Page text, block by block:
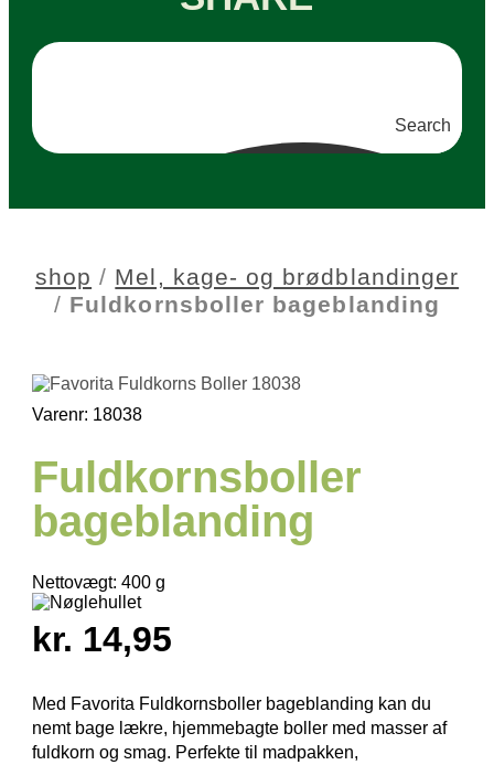
Search
shop / Mel, kage- og brødblandinger
/ Fuldkornsboller bageblanding
Varenr: 18038
Fuldkornsboller
bageblanding
Nettovægt: 400 g
kr. 14,95
Med Favorita Fuldkornsboller bageblanding kan du
nemt bage lækre, hjemme­bagte boller med masser af
fuldkorn og smag. Perfekte til madpakken,